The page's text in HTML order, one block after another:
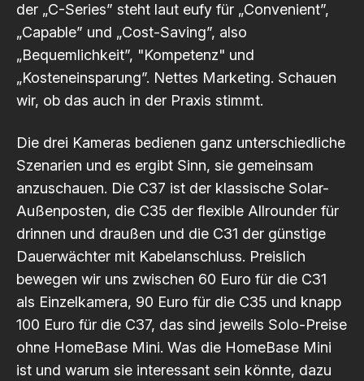
der „C-Series” steht laut eufy für „Convenient”,
„Capable” und „Cost-Saving”, also
„Bequemlichkeit”, "Kompetenz" und
„Kosteneinsparung”. Nettes Marketing. Schauen
wir, ob das auch in der Praxis stimmt.
Die drei Kameras bedienen ganz unterschiedliche
Szenarien und es ergibt Sinn, sie gemeinsam
anzuschauen. Die C37 ist der klassische Solar-
Außenposten, die C35 der flexible Allrounder für
drinnen und draußen und die C31 der günstige
Dauerwächter mit Kabelanschluss. Preislich
bewegen wir uns zwischen 60 Euro für die C31
als Einzelkamera, 90 Euro für die C35 und knapp
100 Euro für die C37, das sind jeweils Solo-Preise
ohne HomeBase Mini. Was die HomeBase Mini
ist und warum sie interessant sein könnte, dazu